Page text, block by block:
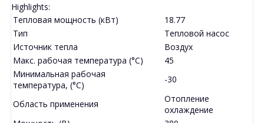
Highlights:
Тепловая мощность (кВт)
18.77
Тип
Тепловой насос
Источник тепла
Воздух
Макс. рабочая температура (°С)
45
Минимальная рабочая
температура, (°С)
-30
Область применения
Отопление
охлаждение